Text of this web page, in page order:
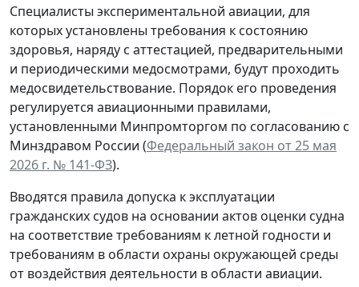
Специалисты экспериментальной авиации, для
которых установлены требования к состоянию
здоровья, наряду с аттестацией, предварительными
и периодическими медосмотрами, будут проходить
медосвидетельствование. Порядок его проведения
регулируется авиационными правилами,
установленными Минпромторгом по согласованию с
Минздравом России (Федеральный закон от 25 мая
2026 г. № 141-ФЗ).
Вводятся правила допуска к эксплуатации
гражданских судов на основании актов оценки судна
на соответствие требованиям к летной годности и
требованиям в области охраны окружающей среды
от воздействия деятельности в области авиации.